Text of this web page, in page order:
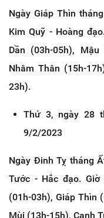
Ngày Giáp Thìn
Kim Quỹ - Hoàng
Dần (03h-05h),
Nhâm Thân (15h-
23h).
Thứ 3, ngày 28
9/2/2023
Ngày Đinh Tỵ tháng
Tước - Hắc đạo.
(01h-03h), Giáp Thìn
Mùi (13h-15h), Canh